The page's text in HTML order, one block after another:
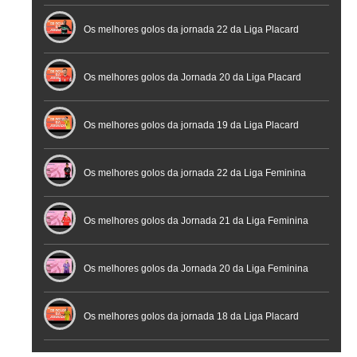
Futebol
Futsal | Documentário
Os melhores golos da jornada 22 da Liga Placard
Os melhores golos da Jornada 20 da Liga Placard
Futsal
Os melhores golos da jornada 19 da Liga Placard
Os melhores golos da jornada 22 da Liga Feminina
Placard
Os melhores golos da Jornada 21 da Liga Feminina
Placard
Os melhores golos da Jornada 20 da Liga Feminina
Placard
Os melhores golos da jornada 18 da Liga Placard